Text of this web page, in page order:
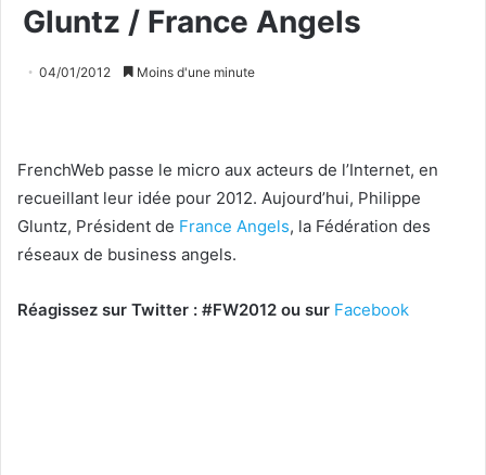
Gluntz / France Angels
04/01/2012 Moins d'une minute
FrenchWeb passe le micro aux acteurs de l’Internet, en
recueillant leur idée pour 2012. Aujourd’hui, Philippe
Gluntz, Président de France Angels, la Fédération des
réseaux de business angels.
Réagissez sur Twitter : #FW2012 ou sur Facebook